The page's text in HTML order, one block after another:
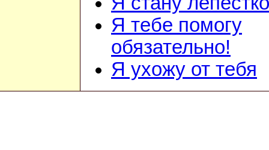
Я тебе помогу
обязательно!
Я ухожу от тебя